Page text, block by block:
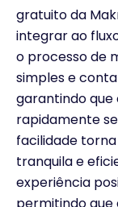
gratuito da
integrar ao
o processo de
simples e
garantindo
rapidamente
facilidade
tranquila e
experiência
permitindo